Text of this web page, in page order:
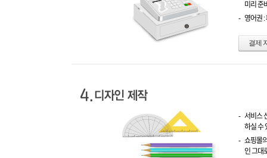
미리 준
- 영어권 :
결제
- 서비스
하실 수
-
쇼핑몰
인 그대